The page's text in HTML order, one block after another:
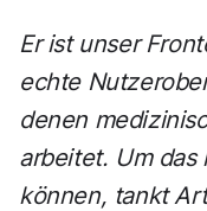
Er ist unser
echte
denen
arbeitet. Um
können, tankt